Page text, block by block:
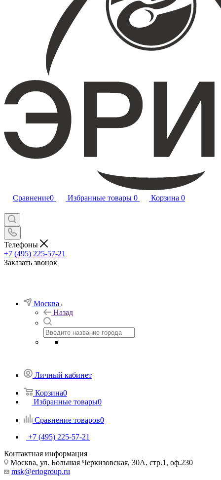
Сравнение0 Избранные товары 0 Корзина 0
Телефоны
+7 (495) 225-57-21
Заказать звонок
Москва
Назад
Личный кабинет
Корзина0
Избранные товары0
Сравнение товаров0
+7 (495) 225-57-21
Контактная информация
Москва, ул. Большая Черкизовская, 30А, стр.1, оф.230
msk@eriogroup.ru